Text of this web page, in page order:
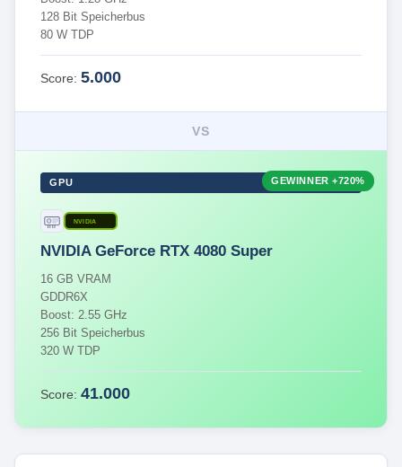
128 Bit Speicherbus
80 W TDP
Score: 5.000
VS
GPU
NVIDIA
NVIDIA GeForce RTX 4080 Super
16 GB VRAM
GDDR6X
Boost: 2.55 GHz
256 Bit Speicherbus
320 W TDP
Score: 41.000
GEWINNER+720%